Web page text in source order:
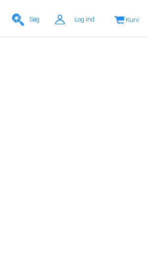
Søg Log ind Kurv